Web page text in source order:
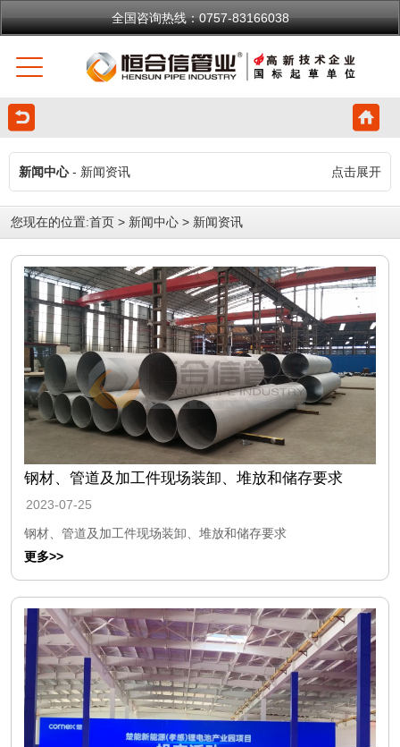
全国咨询热线：0757-83166038
新闻中心- 新闻资讯 点击展开
您现在的位置:首页 > 新闻中心 > 新闻资讯
钢材、管道及加工件现场装卸、堆放和储存要求
2023-07-25
钢材、管道及加工件现场装卸、堆放和储存要求
更多>>